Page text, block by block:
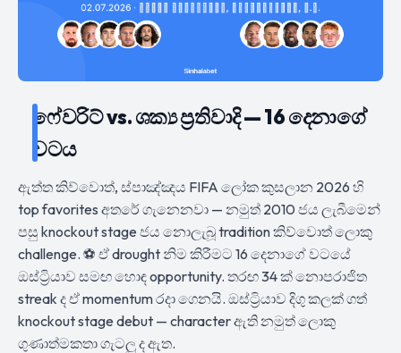
ෆේවරිට් vs. ශක්‍ය ප්‍රතිවාදි — 16 දෙනාගේ
වටය
ඇත්ත කිව්වොත්, ස්පාඤ්ඤය FIFA ලෝක කුසලාන 2026 හි
top favorites අතරේ ගැනෙනවා — නමුත් 2010 ජය ලැබීමෙන්
පසු knockout stage ජය නොලැබූ tradition කිව්වොත් ලොකු
challenge. ⚽ ඒ drought නිම කිරීමට 16 දෙනාගේ වටයේ
ඔස්ට්‍රියාව සමඟ හොඳ opportunity. තරඟ 34 ක් නොපරාජිත
streak ද ඒ momentum රදා ගෙනයි. ඔස්ට්‍රියාව දිගු කලක් ගත්
knockout stage debut — character ඇති නමුත් ලොකු
ගුණාත්මකතා ගැටලු ද ඇත.